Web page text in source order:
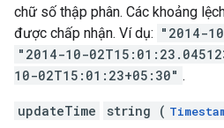
chữ số thập phân. Các khoảng
được chấp nhận. Ví dụ: "2014-
"2014-10-
10-02T15:01:23+05:30" .
updateTime string (